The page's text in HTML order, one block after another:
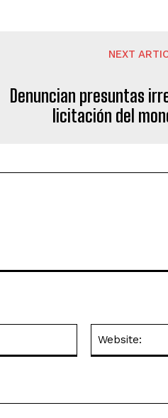
NEXT
Denuncian presuntas
licitación del